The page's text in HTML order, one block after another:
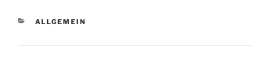
KATEGORIEN
ALLGEMEIN